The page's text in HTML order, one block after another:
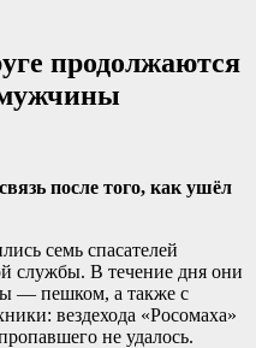
продолжаются
после того, как ушёл
семь спасателей
службы. В течение дня они
— пешком, а также с
вездехода «Росомаха»
не удалось.